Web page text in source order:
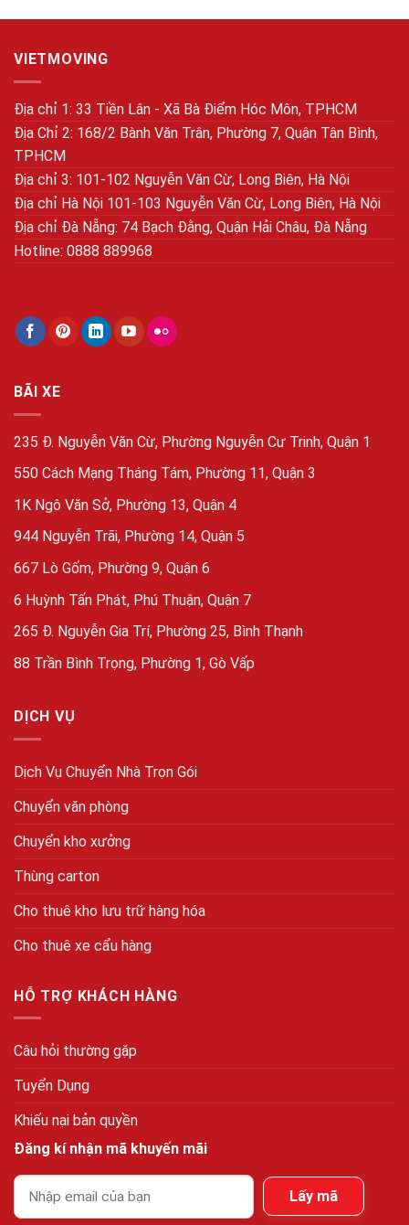
VIETMOVING
Địa chỉ 1: 33 Tiền Lân - Xã Bà Điểm Hóc Môn, TPHCM
Địa Chỉ 2: 168/2 Bành Văn Trân, Phường 7, Quận Tân Bình,
TPHCM
Địa chỉ 3: 101-102 Nguyễn Văn Cừ, Long Biên, Hà Nội
Địa chỉ Hà Nội 101-103 Nguyễn Văn Cừ, Long Biên, Hà Nội
Địa chỉ Đà Nẵng: 74 Bạch Đằng, Quận Hải Châu, Đà Nẵng
Hotline: 0888 889968
BÃI XE
235 Đ. Nguyễn Văn Cừ, Phường Nguyễn Cư Trinh, Quận 1
550 Cách Mạng Tháng Tám, Phường 11, Quận 3
1K Ngô Văn Sở, Phường 13, Quận 4
944 Nguyễn Trãi, Phường 14, Quận 5
667 Lò Gốm, Phường 9, Quận 6
6 Huỳnh Tấn Phát, Phú Thuận, Quận 7
265 Đ. Nguyễn Gia Trí, Phường 25, Bình Thạnh
88 Trần Bình Trọng, Phường 1, Gò Vấp
DỊCH VỤ
Dịch Vụ Chuyển Nhà Trọn Gói
Chuyển văn phòng
Chuyển kho xưởng
Thùng carton
Cho thuê kho lưu trữ hàng hóa
Cho thuê xe cẩu hàng
HỖ TRỢ KHÁCH HÀNG
Câu hỏi thường gặp
Tuyển Dụng
Khiếu nại bản quyền
Đăng kí nhận mã khuyến mãi
Lấy mã